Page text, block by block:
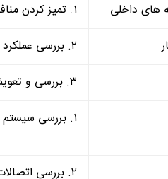
۱. تمیز کردن منافذ و لوله ها با محلول ضد رسوب، استفاده از ابزار مخصوص برای حذف رسوبات.
۲. بررسی عملکرد پمپ بخار و تعویض پمپ در صورت نقص یا خرابی.
۳. بررسی و تعویض سنسور دما برای اطمینان از کنترل دقیق دمای بخار.
۱. بررسی سیستم خنک کننده داخلی و تعویض قطعات معیوب مانند ترموستات و فن.
۲. بررسی اتصالات الکتریکی، خازن ها و رگولاتورها و اطمینان از عملکرد صحیح مدار.